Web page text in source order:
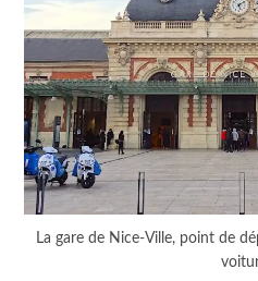
La gare de Nice-Ville, point de